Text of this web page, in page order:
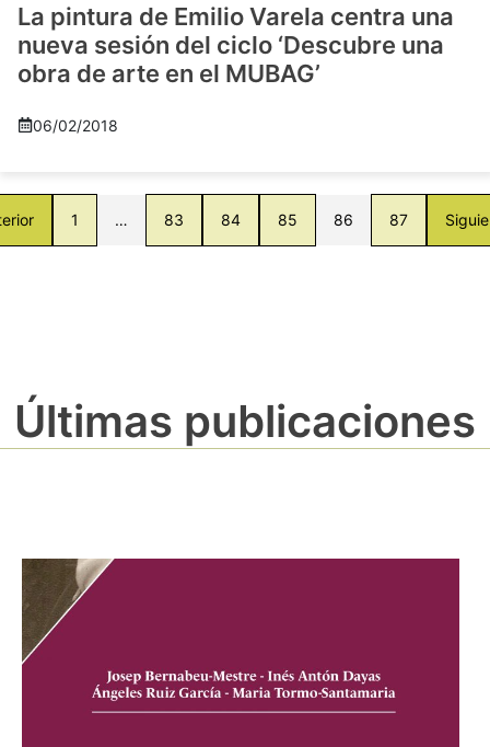
La pintura de Emilio Varela centra una
nueva sesión del ciclo ‘Descubre una
obra de arte en el MUBAG’
06/02/2018
1 … 83 84 85 86 87
Últimas publicaciones